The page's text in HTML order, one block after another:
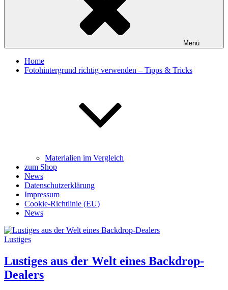
Menü
Home
Fotohintergrund richtig verwenden – Tipps & Tricks
Materialien im Vergleich
zum Shop
News
Datenschutzerklärung
Impressum
Cookie-Richtlinie (EU)
News
Lustiges
Lustiges aus der Welt eines Backdrop-
Dealers